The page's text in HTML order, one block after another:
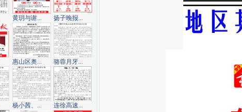
黄玥与谢... 扬子晚报...
惠山区奥... 骆蓉月牙...
杨小茜、... 连徐高速...